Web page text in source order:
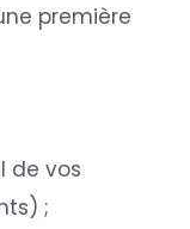
première
de vos
;